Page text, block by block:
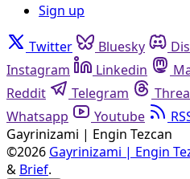
Sign up
Twitter Bluesky
Instagram
Linkedin
Reddit
Telegram
Whatsapp
Youtube
Gayrinizami | Engin Tezcan
©2026 Gayrinizami | Engin
& Brief.